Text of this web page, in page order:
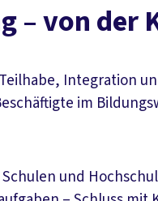
– von der
Integration
im
und